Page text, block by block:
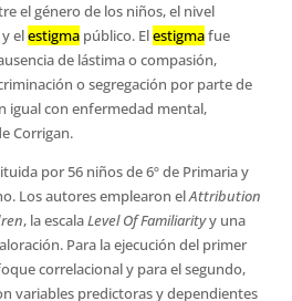
el género de los niños, el nivel
elestigmapúblico. Elestigmafue
de lástima o compasión,
o segregación por parte de
igual con enfermedad mental,
Corrigan.
por 56 niños de 6º de Primaria y
Los autores emplearon elAttribution
, la escalaLevel Of Familiarityy una
Para la ejecución del primer
correlacional y para el segundo,
variables predictoras y dependientes